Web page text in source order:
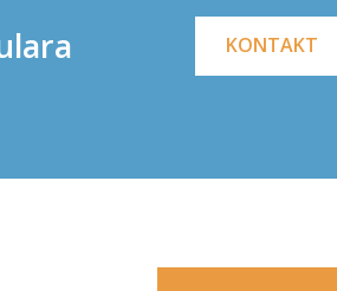
KONTAKT